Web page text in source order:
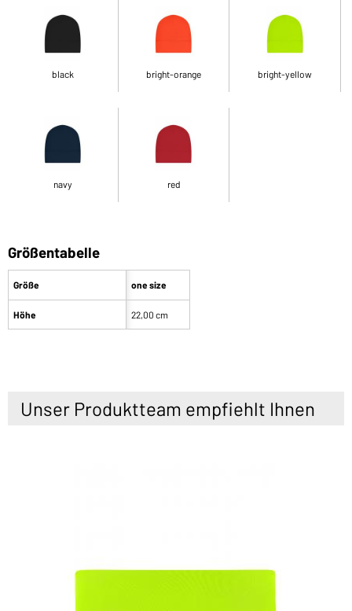
black bright-orange bright-yellow
navy red
Größentabelle
Größe
Höhe
one size
22,00 cm
Unser Produktteam empfiehlt Ihnen